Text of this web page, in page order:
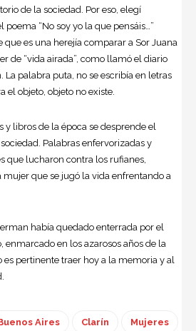
de la sociedad. Por eso, elegí
“No soy yo la que pensáis…”
es una herejía comparar a Sor Juana
de “vida airada”, como llamó el diario
La palabra puta, no se escribía en letras
el objeto, objeto no existe.
y libros de la época se desprende el
Palabras enfervorizadas y
que lucharon contra los rufianes,
que se jugó la vida enfrentando a
había quedado enterrada por el
enmarcado en los azarosos años de la
es pertinente traer hoy a la memoria y al
Aires Clarín Mujeres